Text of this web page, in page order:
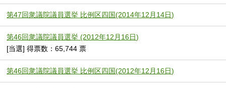
第47回衆議院議員選挙 比例区四国(2014年12月14日)
第46回衆議院議員選挙 (2012年12月16日)
[当選] 得票数：65,744 票
第46回衆議院議員選挙 比例区四国(2012年12月16日)